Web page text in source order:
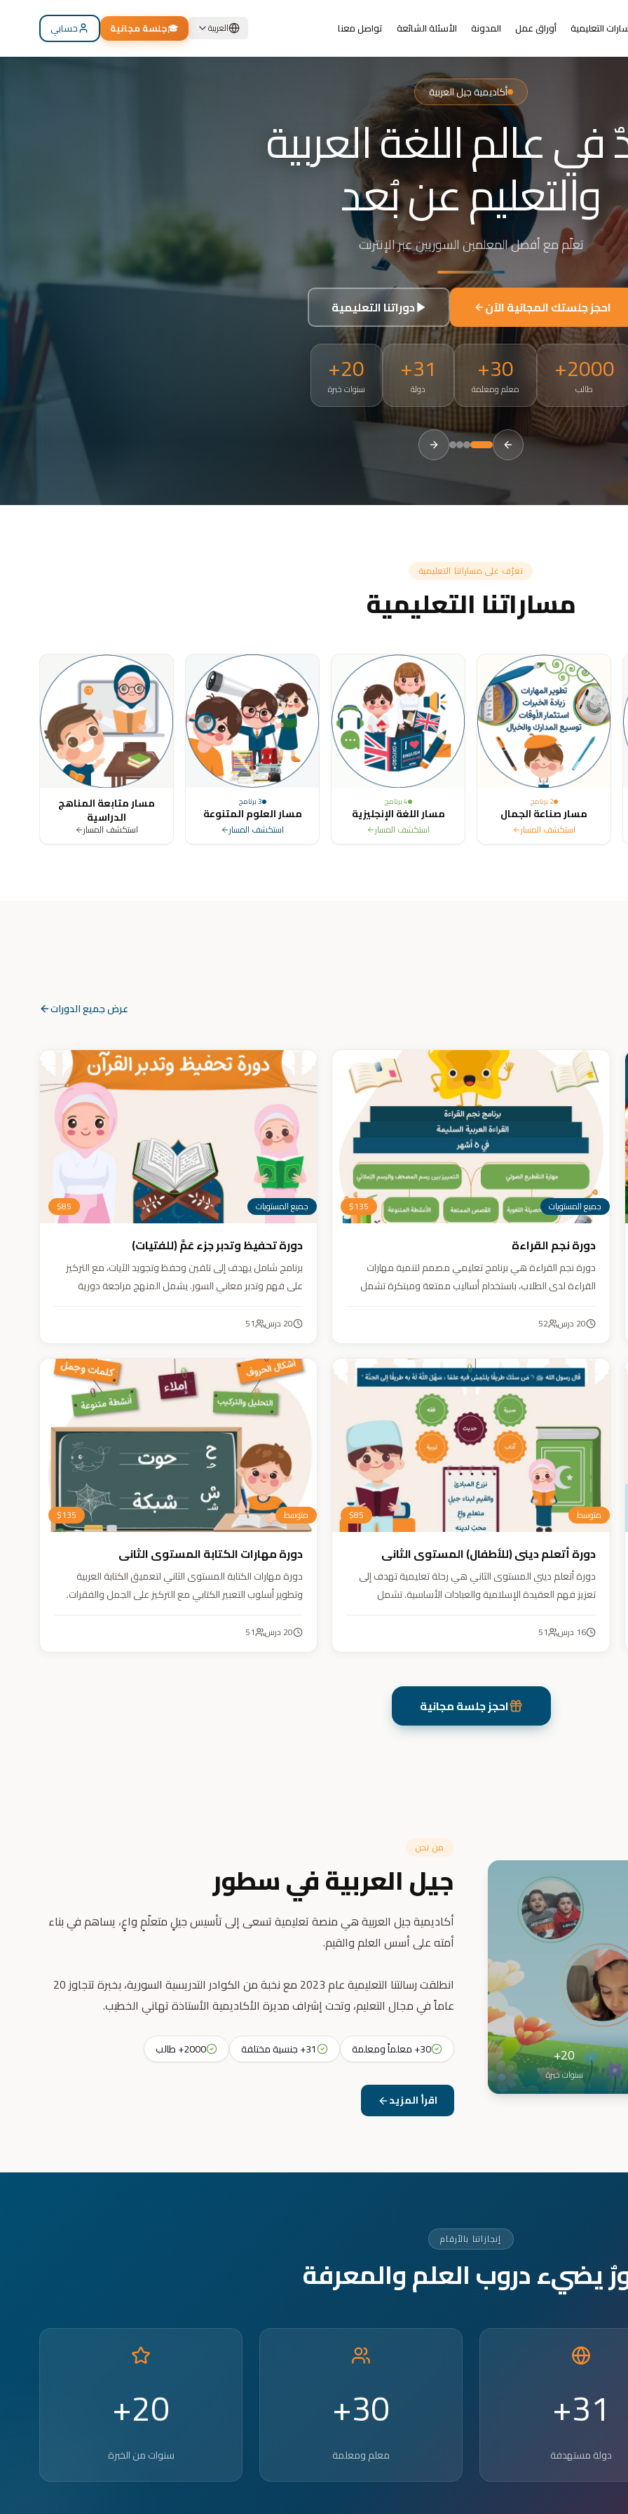
التعليمية أوراق عمل المدونة الأسئلة الشائعة تواصل معنا العربية 🎓جلسة مجانية حسابي
30+ specialist Syrian teachers. 2000+ students from 31 countries. Small groups of 3-5, 50-minute live sessions, ages 4 and
Morocco, Algeria, Turkey, Germany, United Kingdom, United States, Canada, Australia, France, Sweden, Netherlands,
أكاديمية جيل العربية
التعلم عن بُعد
من البعد عن التعليم
+٢٠٠٠ طالب من ٣١+ دولة حول العالم
احجز جلستك المجانية الآن دوراتنا التعليمية
2000+
طالب
30+
معلم ومعلمة
31+
دولة
20+
سنوات خبرة
تعرّف على مساراتنا التعليمية
مساراتنا التعليمية
2 برنامج
مسار صناعة الجمال
استكشف المسار
4برنامج
مسار اللغة الإنجليزية
استكشف المسار
3برنامج
مسار العلوم المتنوعة
استكشف المسار
مسار متابعة المناهج
الدراسية
استكشف المسار
عرض جميع الدورات
جميع المستويات $135
دورة نجم القراءة
دورة نجم القراءة هي برنامج تعليمي مصمم لتنمية مهارات
القراءة لدى الطلاب، باستخدام أساليب ممتعة ومبتكرة تشمل
والمسابقات والمحادثات. يهدف البرنامج إلى تعزيز قدرات الطلاب
20 درس 52
جميع المستويات $85
دورة تحفيظ وتدبر جزء عَمَّ (للفتيات)
برنامج شامل يهدف إلى تلقين وحفظ وتجويد الآيات، مع التركيز
على فهم وتدبر معاني السور. يشمل المنهج مراجعة دورية
أنشطة تفاعلية تدعم مهارات القراءة والفهم.
20 درس 51
متوسط $85
دورة أتعلم ديني (للأطفال) المستوى الثاني
دورة أتعلم ديني المستوى الثاني هي رحلة تعليمية تهدف إلى
تعزيز فهم العقيدة الإسلامية والعبادات الأساسية. تشمل
زرع القيم والمبادئ وتربية أبنائنا تربية إيمانية وأخلاقية وعلمية
16 درس 51
متوسط $135
دورة مهارات الكتابة المستوى الثاني
دورة مهارات الكتابة المستوى الثاني لتعميق الكتابة العربية
وتطوير أسلوب التعبير الكتابي مع التركيز على الجمل والفقرات.
20 درس 51
احجز جلسة مجانية
20+
سنوات خبرة
من نحن
جيل العربية في سطور
أكاديمية جيل العربية هي منصة تعليمية تسعى إلى تأسيس جيلٍ متعلّمٍ واعٍ، يساهم في بناء
انطلقت رسالتنا التعليمية عام 2023 مع نخبة من الكوادر التدريسية السورية، بخبرة تتجاوز 20
عاماً في مجال التعليم، وتحت إشراف مديرة الأكاديمية الأستاذة تهاني الخطيب.
30+ معلماً ومعلمة 31+ جنسية مختلفة 2000+ طالب
اقرأ المزيد
إنجازاتنا بالأرقام
يضيء دروب العلم والمعرفة
31+
دولة مستهدفة
30+
معلم ومعلمة
20+
سنوات من الخبرة